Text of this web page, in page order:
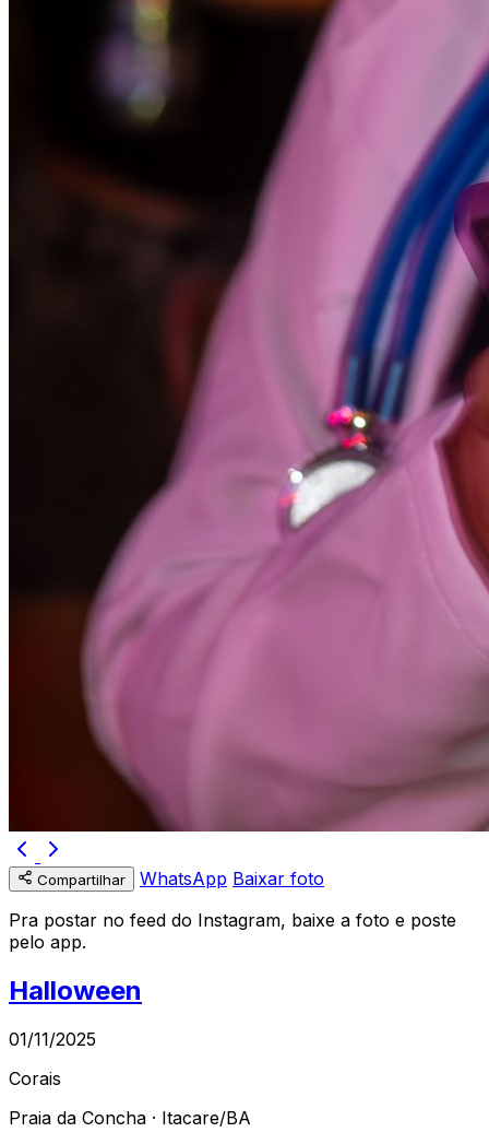
Compartilhar WhatsApp Baixar foto
Pra postar no feed do Instagram, baixe a foto e poste
pelo app.
Halloween
01/11/2025
Corais
Praia da Concha · Itacare/BA